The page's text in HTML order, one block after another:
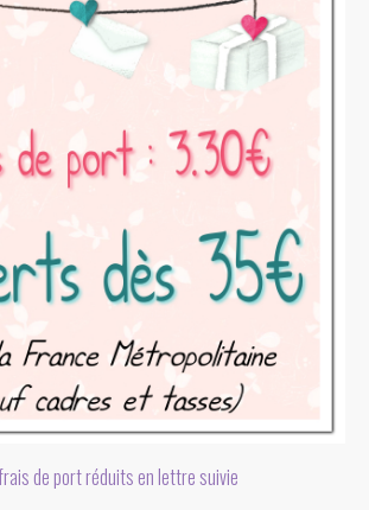
de port réduits en lettre suivie